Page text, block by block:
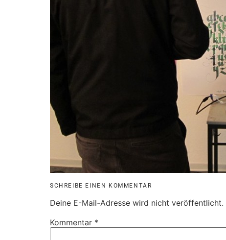
SCHREIBE EINEN KOMMENTAR
Deine E-Mail-Adresse wird nicht veröffentlicht.
Kommentar *